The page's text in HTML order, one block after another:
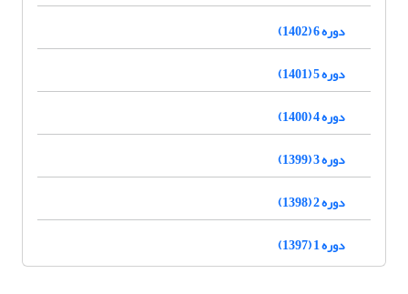
دوره 6 (1402)
دوره 5 (1401)
دوره 4 (1400)
دوره 3 (1399)
دوره 2 (1398)
دوره 1 (1397)